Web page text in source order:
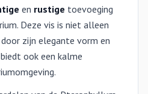
en rustige toevoeging
Deze vis is niet alleen
zijn elegante vorm en
ook een kalme